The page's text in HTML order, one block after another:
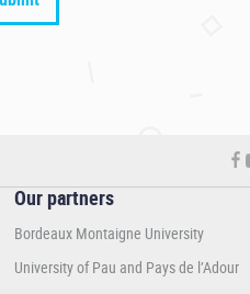
Our partners
Bordeaux Montaigne University
University of Pau and Pays de l’Adour